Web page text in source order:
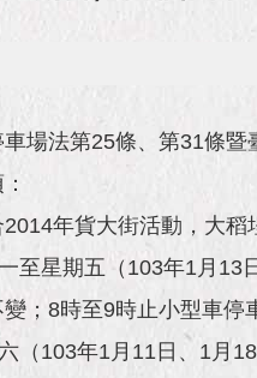
場法第25條、第31條暨
：
年貨大街活動，大稻
至星期五（103年1月13
；8時至9時止小型車停
（103年1月11日、1月